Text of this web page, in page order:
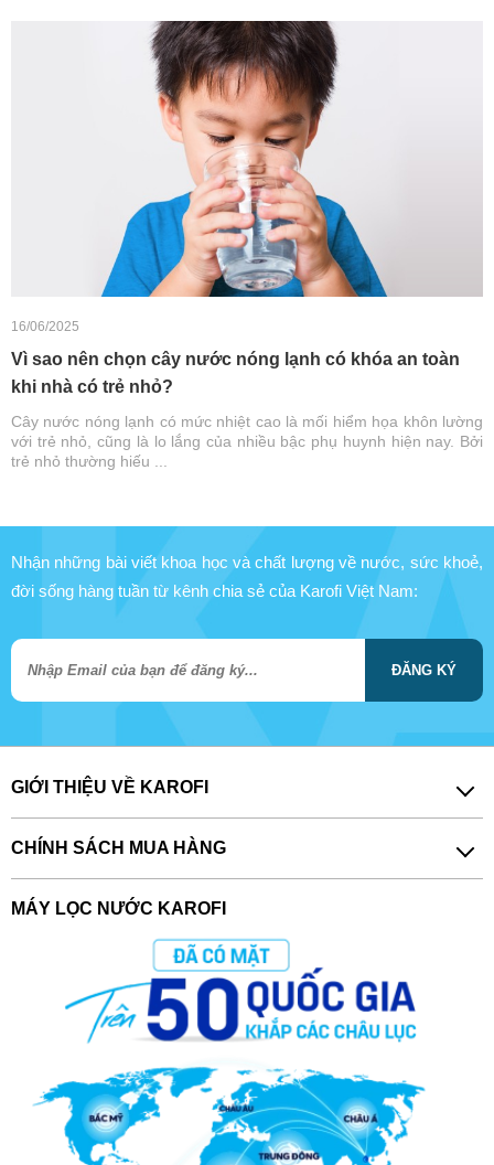
16/06/2025
Vì sao nên chọn cây nước nóng lạnh có khóa an toàn
khi nhà có trẻ nhỏ?
Cây nước nóng lạnh có mức nhiệt cao là mối hiểm họa khôn lường
với trẻ nhỏ, cũng là lo lắng của nhiều bậc phụ huynh hiện nay. Bởi
trẻ nhỏ thường hiếu ...
Nhận những bài viết khoa học và chất lượng về nước, sức khoẻ,
đời sống hàng tuần từ kênh chia sẻ của Karofi Việt Nam:
ĐĂNG KÝ
GIỚI THIỆU VỀ KAROFI
CHÍNH SÁCH MUA HÀNG
MÁY LỌC NƯỚC KAROFI